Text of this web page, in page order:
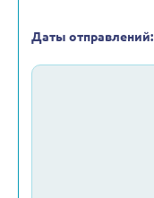
Даты отправлений: